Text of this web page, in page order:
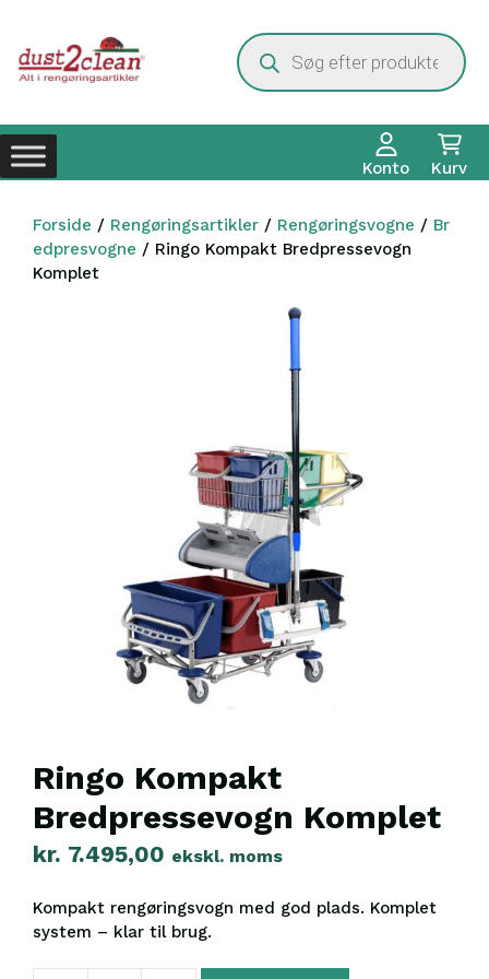
indhold
Products
search
Konto Kurv
Forside / Rengøringsartikler / Rengøringsvogne / Br
edpresvogne / Ringo Kompakt Bredpressevogn
Komplet
Ringo Kompakt
Bredpressevogn Komplet
kr. 7.495,00 ekskl. moms
Kompakt rengøringsvogn med god plads. Komplet
system – klar til brug.